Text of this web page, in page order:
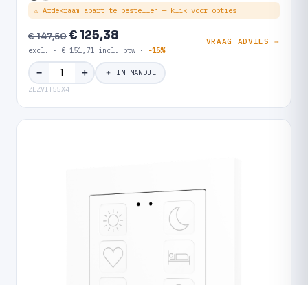
⚠ Afdekraam apart te bestellen — klik voor opties
€ 147,50€ 125,38
excl. · € 151,71 incl. btw · -15%
VRAAG ADVIES →
− ＋ ＋ IN MANDJE
ZEZVIT55X4